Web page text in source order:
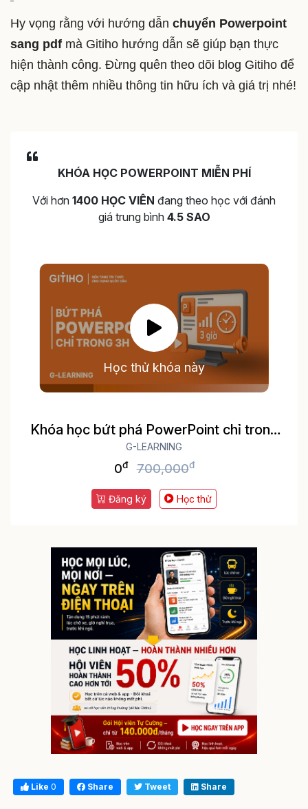
Hy vọng rằng với hướng dẫn chuyển Powerpoint
sang pdf mà Gitiho hướng dẫn sẽ giúp bạn thực
hiện thành công. Đừng quên theo dõi blog Gitiho để
cập nhật thêm nhiều thông tin hữu ích và giá trị nhé!
KHÓA HỌC POWERPOINT MIỄN PHÍ
Với hơn 1400 HỌC VIÊN đang theo học với đánh
giá trung bình 4.5 SAO
Học thử khóa này
Khóa học bứt phá PowerPoint chỉ trong
3h
G-LEARNING
0đ 700,000đ
Đăng ký Học thử
Like 0 Share Tweet Share